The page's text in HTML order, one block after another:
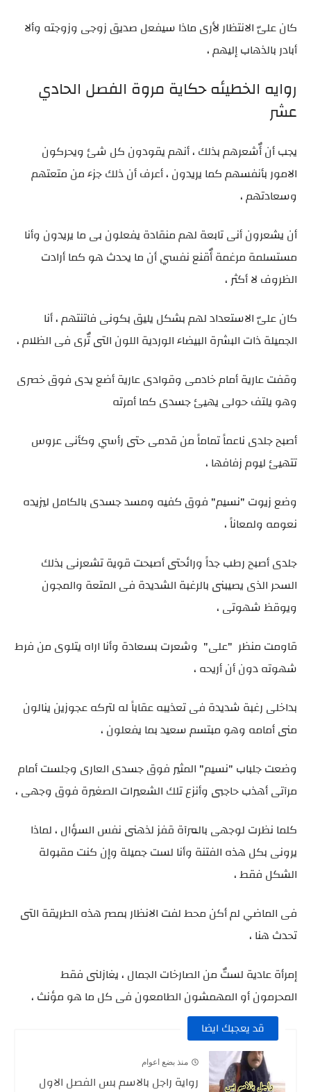
كان علىّ الانتظار لأرى ماذا سيفعل صديق زوجى وزوجته وألا
أبادر بالذهاب إليهم ،
روايه الخطيئه حكاية مروة الفصل الحادي
عشر
يجب أن أٌشعرهم بذلك ، أنهم يقودون كل شئ ويحركون
الامور بأنفسهم كما يريدون ، أعرف أن ذلك جزء من متعتهم
وسعادتهم ،
أن يشعرون أنى تابعة لهم منقادة يفعلون بى ما يريدون وأنا
مستسلمة مرغمة أٌقنع نفسي أن ما يحدث هو كما أرادت
الظروف لا أكثر ،
كان علىّ الاستعداد لهم بشكل يليق بكونى فاتنتهم ، أنا
الجميلة ذات البشرة البيضاء الوردية اللون التى تٌرى فى الظلام ،
وقفت عارية أمام خادمى وقوادى عارية أضع يدى فوق خصرى
وهو يلتف حولى يهيئ جسدى كما أمرته
أصبح جلدى ناعماً تماماً من قدمى حتى رأسي وكأنى عروس
تتهيئ ليوم زفافها ،
وضع زيوت "نسيم" فوق كفيه ومسد جسدى بالكامل ليزيده
نعومه ولمعاناً ،
جلدى أصبح رطب جداً ورائحتى أصبحت قوية تشعرنى بذلك
السحر الذى يصيبنى بالرغبة الشديدة فى المتعة والمجون
ويوقظ شهوتى ،
قاومت منظر "على" وشعرت بسعادة وأنا اراه يتلوى من فرط
شهوته دون أن أريحه ،
بداخلى رغبة شديدة فى تعذيبه عقاباً له لتركه عجوزين ينالون
منى أمامه وهو مبتسم سعيد بما يفعلون ،
وضعت جلباب "نسيم" المثير فوق جسدى العارى وجلست أمام
مرآتى أهذب حاجبى وأنزع تلك الشعيرات الصغيرة فوق وجهى ،
كلما نظرت لوجهى بالمرآة قفز لذهنى نفس السؤال ، لماذا
يرونى بكل هذه الفتنة وأنا لست جميلة وإن كنت مقبولة
الشكل فقط ،
فى الماضي لم أكن محط لفت الانظار بمصر هذه الطريقة التى
تحدث هنا ،
إمرأة عادية لستٌ من الصارخات الجمال ، يغازلنى فقط
المحرمون أو المهمشون الطامعون فى كل ما هو مؤنث ،
قد يعجبك ايضا
منذ بضع اعوام
رواية راجل بالاسم بس الفصل الاول